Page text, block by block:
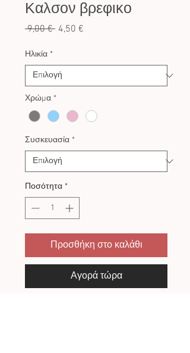
Καλσον βρεφικο
9,00 € Κανονική
4,50 €
Ηλικία *
Χρώμα *
Συσκευασία *
Ποσότητα *
Προσθήκη στο καλάθι
Αγορά τώρα